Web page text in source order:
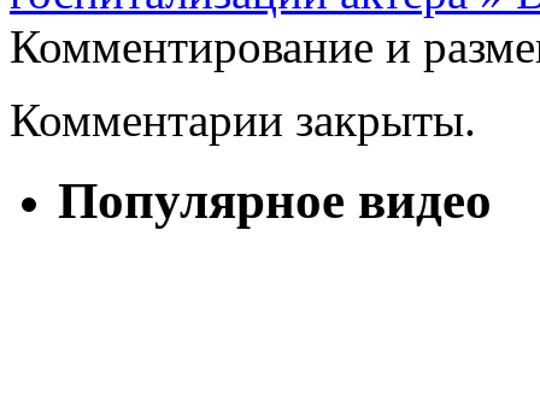
Комментирование и
Комментарии закрыты.
Популярное видео